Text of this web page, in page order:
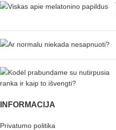
INFORMACIJA
Privatumo politika